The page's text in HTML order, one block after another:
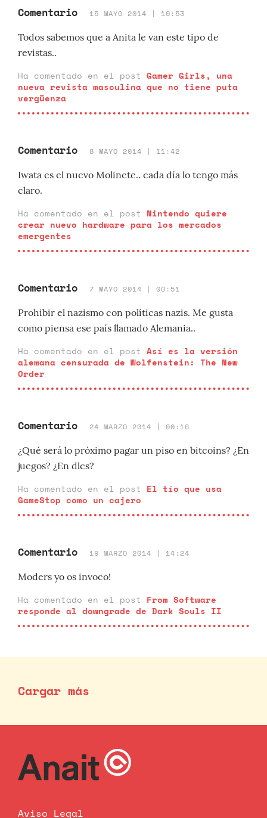
Comentario 15 MAYO 2014 | 10:53
Todos sabemos que a Anita le van este tipo de
revistas..
Ha comentado en el post Gamer Girls, una
nueva revista masculina que no tiene puta
vergüenza
Comentario 8 MAYO 2014 | 11:42
Iwata es el nuevo Molinete.. cada día lo tengo más
claro.
Ha comentado en el post Nintendo quiere
crear nuevo hardware para los mercados
emergentes
Comentario 7 MAYO 2014 | 00:51
Prohibir el nazismo con políticas nazis. Me gusta
como piensa ese país llamado Alemania..
Ha comentado en el post Así es la versión
alemana censurada de Wolfenstein: The New
Order
Comentario 24 MARZO 2014 | 00:16
¿Qué será lo próximo pagar un piso en bitcoins? ¿En
juegos? ¿En dlcs?
Ha comentado en el post El tío que usa
GameStop como un cajero
Comentario 19 MARZO 2014 | 14:24
Moders yo os invoco!
Ha comentado en el post From Software
responde al downgrade de Dark Souls II
Cargar más
Aviso Legal